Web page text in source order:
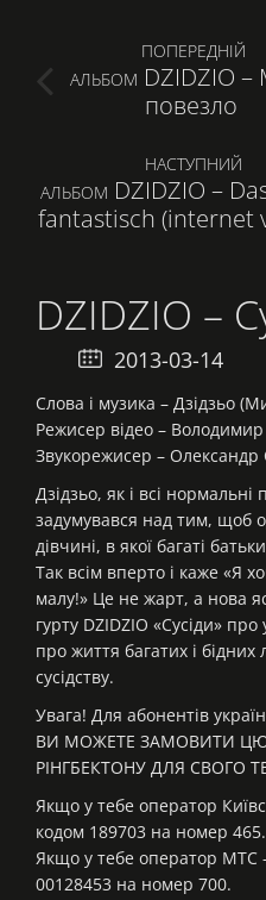
Post
navigation
ПОПЕРЕДНІЙ
АЛЬБОМ PREVIOUS
POST:
DZIDZIO –
повезло
НАСТУПНИЙ
АЛЬБОМ NEXT
POST:
DZIDZIO –
fantastisch (internet
DZIDZIO –
2013-03-14
Слова і музика – Дзідзьо
Режисер відео –
Звукорежисер – Олександр
Дзідзьо, як і всі
задумувався над тим, щоб
дівчині, в якої багаті
Так всім вперто і каже «Я
малу!» Це не жарт, а нова
гурту DZIDZIO «Сусіди»
про життя багатих і
сусідству.
Увага! Для абонентів
ВИ МОЖЕТЕ ЗАМОВИТИ ЦЮ
РІНГБЕКТОНУ ДЛЯ СВОГО
Якщо у тебе оператор
кодом 189703 на номер 465.
Якщо у тебе оператор МТС
00128453 на номер 700.